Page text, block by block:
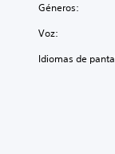
Géneros:
Voz:
Idiomas de